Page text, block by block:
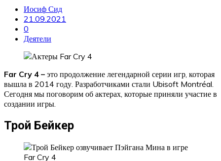
Иосиф Сид
21.09.2021
0
Деятели
Far Cry 4 – это продолжение легендарной серии игр, которая
вышла в 2014 году. Разработчиками стали Ubisoft Montréal.
Сегодня мы поговорим об актерах, которые приняли участие в
создании игры.
Трой Бейкер